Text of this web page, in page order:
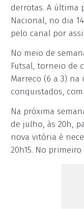
derrotas. A última
Nacional, no dia
pelo canal por
No meio de
Futsal, torneio de
Marreco (6 a 3)
conquistados,
Na próxima
de julho, às 20h,
nova vitória é
20h15. No